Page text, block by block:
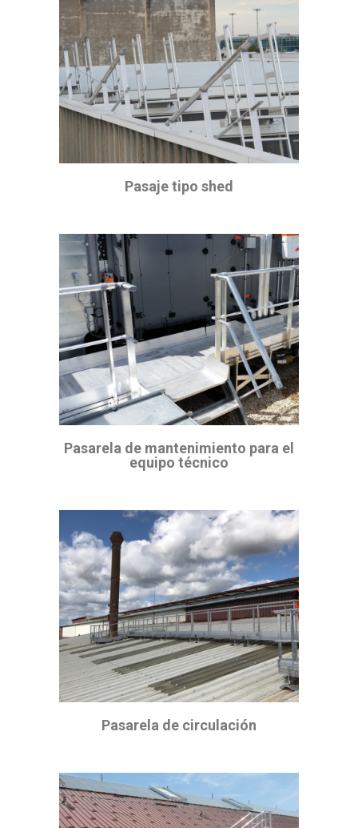
Pasaje tipo shed
Pasarela de mantenimiento para el
equipo técnico
Pasarela de circulación